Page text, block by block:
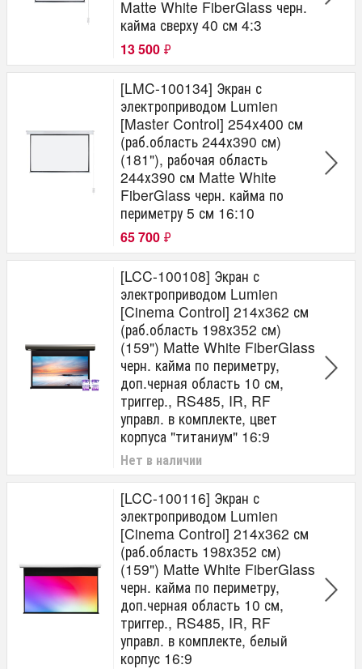
Matte White FiberGlass черн.
кайма сверху 40 см 4:3
13 500 ₽
[LMC-100134] Экран с
электроприводом Lumien
[Master Control] 254x400 см
(раб.область 244х390 см)
(181"), рабочая область
244х390 см Matte White
FiberGlass черн. кайма по
периметру 5 см 16:10
65 700 ₽
[LCC-100108] Экран с
электроприводом Lumien
[Cinema Control] 214x362 см
(раб.область 198х352 см)
(159") Matte White FiberGlass
черн. кайма по периметру,
доп.черная область 10 см,
триггер., RS485, IR, RF
управл. в комплекте, цвет
корпуса "титаниум" 16:9
Нет в наличии
[LCC-100116] Экран с
электроприводом Lumien
[Cinema Control] 214x362 см
(раб.область 198х352 см)
(159") Matte White FiberGlass
черн. кайма по периметру,
доп.черная область 10 см,
триггер., RS485, IR, RF
управл. в комплекте, белый
корпус 16:9